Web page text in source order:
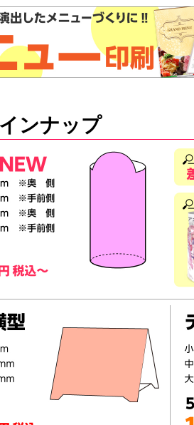
ンナップ